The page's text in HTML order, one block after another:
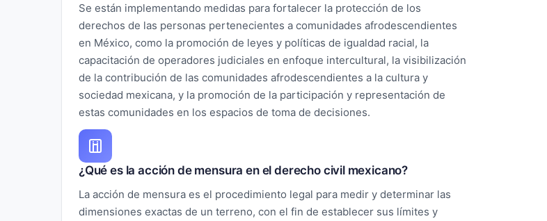
Se están implementando medidas para fortalecer la protección de los
derechos de las personas pertenecientes a comunidades afrodescendientes
en México, como la promoción de leyes y políticas de igualdad racial, la
capacitación de operadores judiciales en enfoque intercultural, la visibilización
de la contribución de las comunidades afrodescendientes a la cultura y
sociedad mexicana, y la promoción de la participación y representación de
estas comunidades en los espacios de toma de decisiones.
¿Qué es la acción de mensura en el derecho civil mexicano?
La acción de mensura es el procedimiento legal para medir y determinar las
dimensiones exactas de un terreno, con el fin de establecer sus límites y